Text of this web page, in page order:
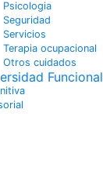
Psicologia
Seguridad
Servicios
Terapia ocupacional
Otros cuidados
Funcional